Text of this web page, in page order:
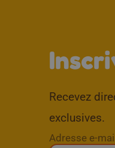
Recevez
exclusives.
Adresse e-mail